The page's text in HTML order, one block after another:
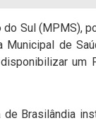
Sul (MPMS),
Municipal de
um
Brasilândia